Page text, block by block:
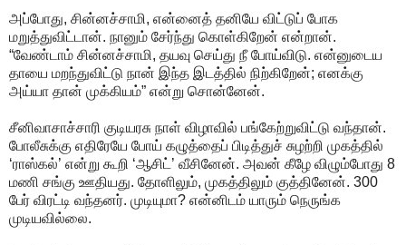
அப்போது, சின்னச்சாமி, என்னைத் தனியே விட்டுப் போக
மறுத்துவிட்டான். நானும் சேர்ந்து கொள்கிறேன் என்றான்.
“வேண்டாம் சின்னச்சாமி, தயவு செய்து நீ போய்விடு. என்னுடைய
தாயை மறந்துவிட்டு நான் இந்த இடத்தில் நிற்கிறேன்; எனக்கு
அய்யா தான் முக்கியம்” என்று சொன்னேன்.
சீனிவாசாச்சாரி குடியரசு நாள் விழாவில் பங்கேற்றுவிட்டு வந்தான்.
போலீசுக்கு எதிரேயே போய் கழுத்தைப் பிடித்துச் சுழற்றி முகத்தில்
‘ராஸ்கல்’ என்று கூறி ‘ஆசிட்’ வீசினேன். அவன் கீழே விழும்போது 8
மணி சங்கு ஊதியது. தோளிலும், முகத்திலும் குத்தினேன். 300
பேர் விரட்டி வந்தனர். முடியுமா? என்னிடம் யாரும் நெருங்க
முடியவில்லை.